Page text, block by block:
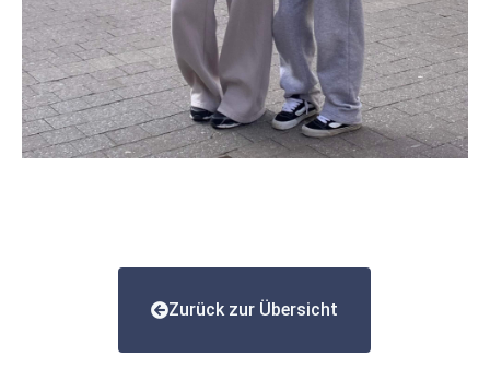
Zurück zur Übersicht